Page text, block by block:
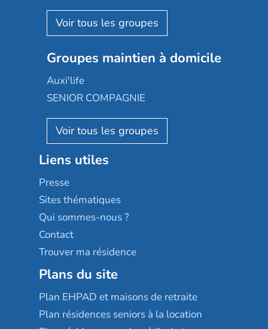
Aquarelia
Nexity edenea
Les jardins d'Arcadie
Occitalia
Appartseniors
Reseda
Stella management
Les villages d'or
Sérénys
Résidences services Villa Médicis
Korian
Emera
Groupe SOS
Le Noble Âge
Almage
Résidalya
Groupe aplus
Groupes maintien à domicile
Auxi'life
SENIOR COMPAGNIE
AGE D'OR Services
Liens utiles
Presse
Sites thématiques
Qui sommes-nous ?
Contact
Trouver ma résidence
Plans du site
Plan EHPAD et maisons de retraite
Plan résidences seniors à la location